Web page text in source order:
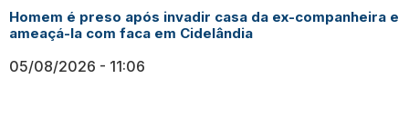
Homem é preso após invadir casa da ex-companheira e
ameaçá-la com faca em Cidelândia
05/08/2026 11:06